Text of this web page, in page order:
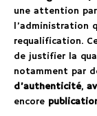
une attention
l’administration
requalification.
de justifier la
notamment par
d’authenticité,
encore